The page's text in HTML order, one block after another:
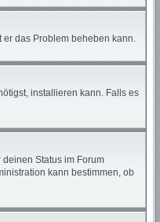
er das Problem beheben kann.
installieren kann. Falls es
Status im Forum
kann bestimmen, ob